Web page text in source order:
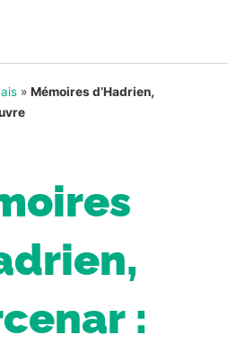
» Mémoires d’Hadrien,
: